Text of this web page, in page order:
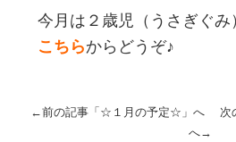
今月は２歳児（うさぎぐみ
こちらからどうぞ♪
←前の記事「 ☆１月の予定☆ 」へ 次
へ→